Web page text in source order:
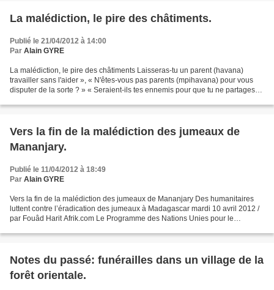
La malédiction, le pire des châtiments.
Publié le 21/04/2012 à 14:00
Par Alain GYRE
La malédiction, le pire des châtiments Laisseras-tu un parent (havana)
travailler sans l'aider », « N'êtes-vous pas parents (mpihavana) pour vous
disputer de la sorte ? » « Seraient-ils tes ennemis pour que tu ne partages
Vers la fin de la malédiction des jumeaux de
Mananjary.
Publié le 11/04/2012 à 18:49
Par Alain GYRE
Vers la fin de la malédiction des jumeaux de Mananjary Des humanitaires
luttent contre l’éradication des jumeaux à Madagascar mardi 10 avril 2012 /
par Fouâd Harit Afrik.com Le Programme des Nations Unies pour le
Notes du passé: funérailles dans un village de la
forêt orientale.